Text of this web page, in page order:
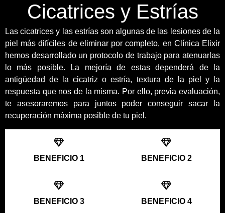
Cicatrices y Estrías
Las cicatrices y las estrías son algunas de las lesiones de la
piel más difíciles de eliminar por completo, en Clínica Elixir
hemos desarrollado un protocolo de trabajo para atenuarlas
lo más posible. La mejoría de estas dependerá de la
antigüedad de la cicatriz o estría, textura de la piel y la
respuesta que nos de la misma. Por ello, previa evaluación,
te asesoraremos para juntos poder conseguir sacar la
recuperación máxima posible de tu piel.
BENEFICIO 1 BENEFICIO 2
BENEFICIO 3 BENEFICIO 4